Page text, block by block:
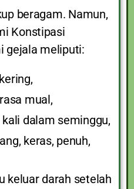
beragam. Namun,
Konstipasi
gejala meliputi:
mual,
dalam seminggu,
keras, penuh,
keluar darah setelah